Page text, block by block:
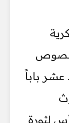
نصوص
باباً
لثورة